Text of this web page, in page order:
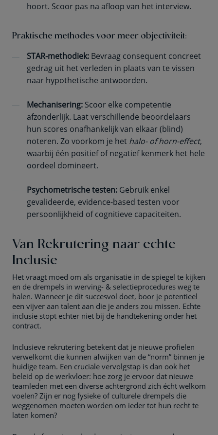
hoort. Scoor pas na afloop van het interview.
Praktische methodes voor meer objectiviteit:
STAR-methodiek: Bevraag consequent concreet
gedrag uit het verleden in plaats van te vissen
naar hypothetische antwoorden.
Mechanisering: Scoor elke competentie
afzonderlijk. Laat verschillende beoordelaars
hun scores onafhankelijk van elkaar (blind)
noteren. Zo voorkom je het halo- of horn-effect,
waarbij één positief of negatief kenmerk het hele
oordeel domineert.
Psychometrische testen: Gebruik enkel
gevalideerde, evidence-based testen voor
persoonlijkheid of cognitieve capaciteiten.
Van Rekrutering naar echte
Inclusie
Het vraagt moed om als organisatie in de spiegel te kijken
en de drempels in werving- & selectieprocedures weg te
halen. Wanneer je dit succesvol doet, boor je potentieel
een vijver aan talent aan die je anders zou missen. Echte
inclusie stopt echter niet bij de handtekening onder het
contract.
Inclusieve rekrutering betekent dat je nieuwe profielen
verwelkomt die kunnen afwijken van de “norm” binnen je
huidige team. Een cruciale vervolgstap is dan ook het
beleid op de werkvloer: hoe zorg je ervoor dat nieuwe
teamleden met een diverse achtergrond zich écht welkom
voelen? Zijn er nog fysieke of culturele drempels die
weggenomen moeten worden om ieder tot hun recht te
laten komen?